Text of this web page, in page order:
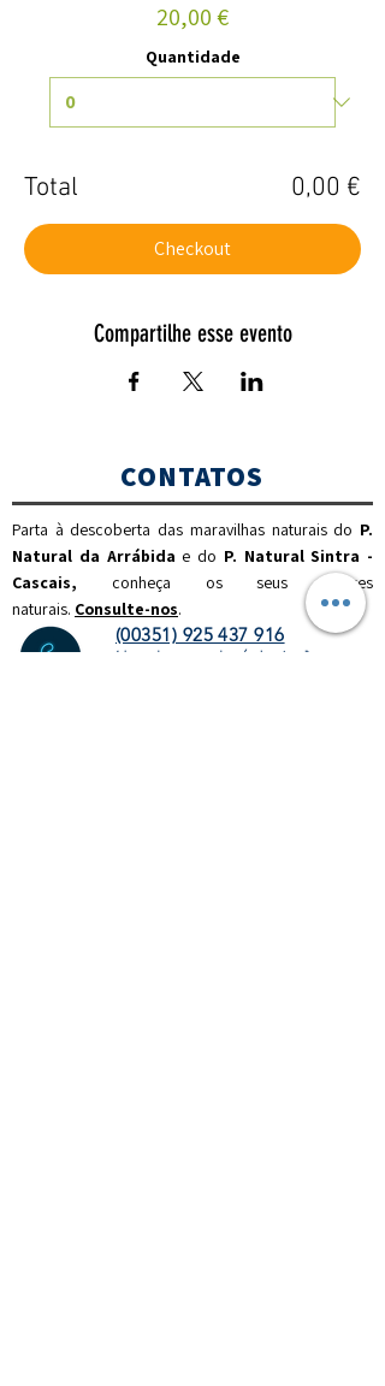
20,00 €
Quantidade
Total 0,00 €
Checkout
Compartilhe esse evento
CONTATOS
Parta à descoberta das maravilhas naturais do P.
Natural da Arrábida e do P. Natural Sintra -
Cascais, conheça os seus valores
naturais. Consulte-nos.
(00351) 925 437 916
(chamada para a rede móvel nacional)